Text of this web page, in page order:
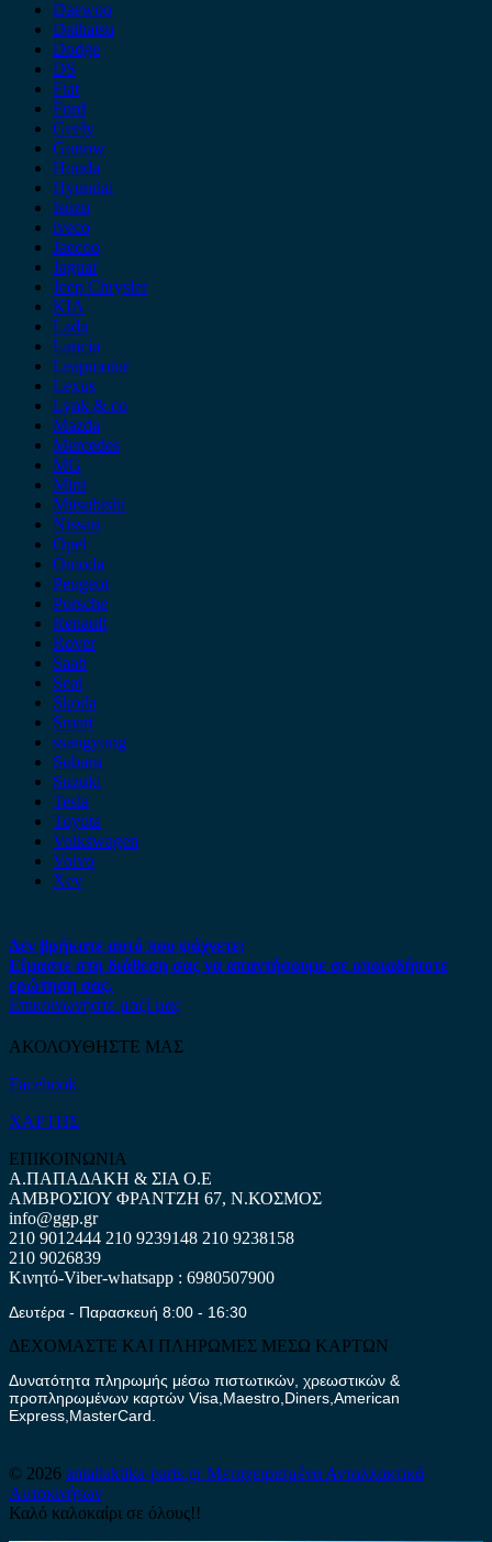
Daewoo
Daihatsu
Dodge
DS
Fiat
Ford
Geely
Gonow
Honda
Hyundai
Isuzu
iveco
Jaecoo
Jaguar
Jeep Chrysler
KIA
Lada
Lancia
Leapmotor
Lexus
Lynk & co
Mazda
Mercedes
MG
Mini
Mitsubishi
Nissan
Opel
Omoda
Peugeot
Porsche
Renault
Rover
Saab
Seat
Skoda
Smart
ssangyong
Subaru
Suzuki
Tesla
Toyota
Volkswagen
Volvo
Xev
Δεν βρήκατε αυτό που ψάχνετε;
Είμαστε στη διάθεση σας να απαντήσουμε σε οποιαδήποτε
ερώτηση σας.
Επικοινωνήστε μαζί μας
ΑΚΟΛΟΥΘΗΣΤΕ ΜΑΣ
Facebook
ΧΑΡΤΗΣ
ΕΠΙΚΟΙΝΩΝΙΑ
Α.ΠΑΠΑΔΑΚΗ & ΣΙΑ Ο.Ε
ΑΜΒΡΟΣΙΟΥ ΦΡΑΝΤΖΗ 67, Ν.ΚΟΣΜΟΣ
info@ggp.gr
210 9012444 210 9239148 210 9238158
210 9026839
Κινητό-Viber-whatsapp : 6980507900
Δευτέρα - Παρασκευή 8:00 - 16:30
ΔΕΧΟΜΑΣΤΕ ΚΑΙ ΠΛΗΡΩΜΕΣ ΜΕΣΩ ΚΑΡΤΩΝ
Δυνατότητα πληρωμής μέσω πιστωτικών, χρεωστικών &
προπληρωμένων καρτών Visa,Maestro,Diners,American
Express,MasterCard.
© 2026 antallaktika-parts.grΜεταχειρισμένα Ανταλλακτικά
Αυτοκινήτων
Καλό καλοκαίρι σε όλους!!